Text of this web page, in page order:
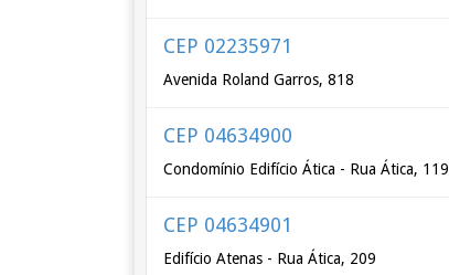
CEP 02235971
Avenida Roland Garros, 818
CEP 04634900
Condomínio Edifício Ática - Rua Ática, 119
CEP 04634901
Edifício Atenas - Rua Ática, 209